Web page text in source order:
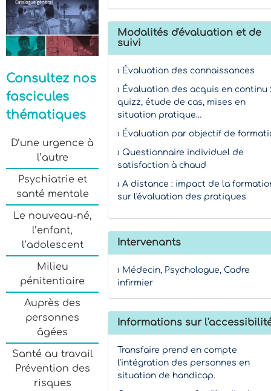
Consultez nos
fascicules
thématiques
D’une urgence à
l’autre
Psychiatrie et
santé mentale
Le nouveau-né,
l’enfant,
l’adolescent
Milieu
pénitentiaire
Auprès des
personnes
âgées
Santé au travail
Prévention des
risques
Modalités d'évaluation et de
suivi
› Évaluation des connaissances
› Évaluation des acquis en continu :
quizz, étude de cas, mises en
situation pratique…
› Évaluation par objectif de
› Questionnaire individuel de
satisfaction à chaud
› A distance : impact de la
sur l'évaluation des pratiques
Intervenants
› Médecin, Psychologue, Cadre
infirmier
Informations sur
Transfaire prend en compte
l'intégration des personnes en
situation de handicap.